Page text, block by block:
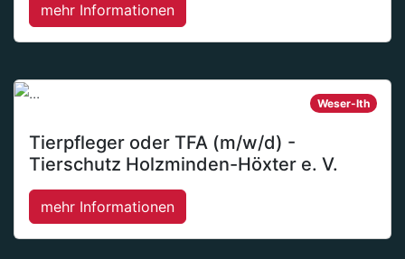
mehr Informationen
Tierpfleger oder TFA (m/w/d) -
Tierschutz Holzminden-Höxter e. V.
Weser-Ith
mehr Informationen